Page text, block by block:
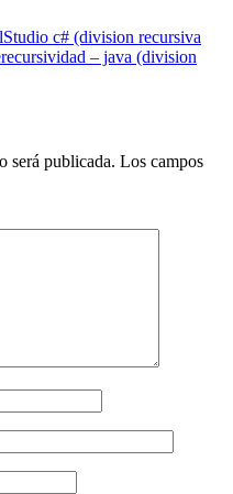
c# (division recursiva
recursividad – java (division
será publicada. Los campos